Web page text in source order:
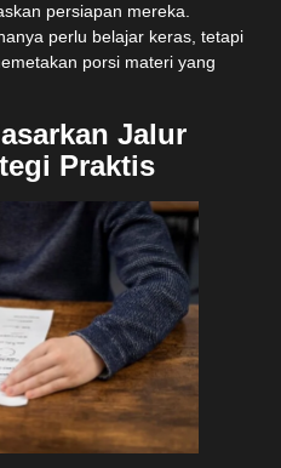
persiapan mereka.
perlu belajar keras, tetapi
porsi materi yang
Jalur
Praktis